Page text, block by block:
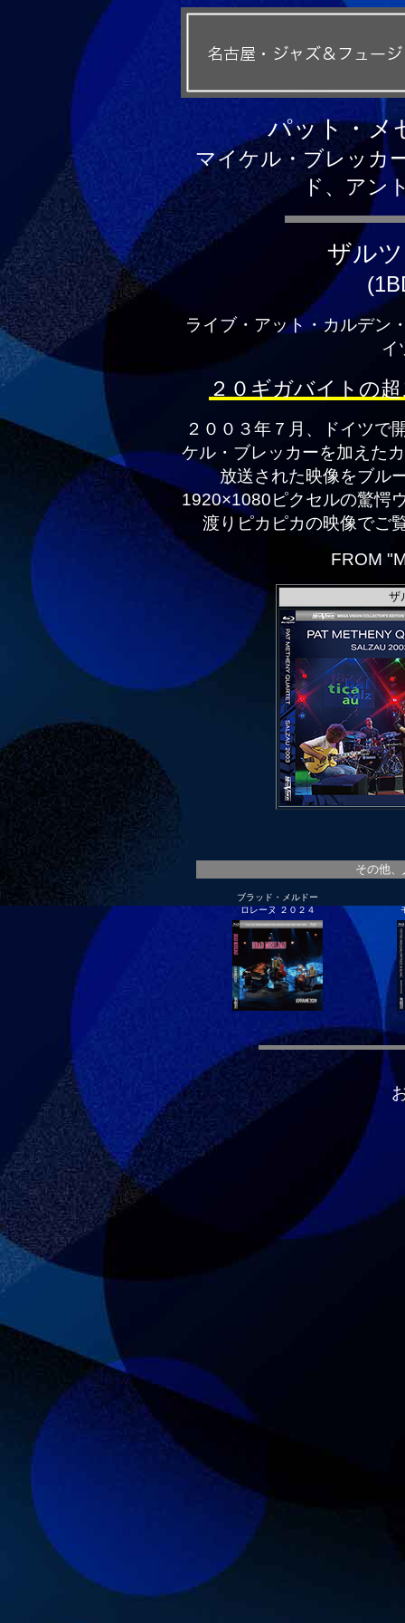
パット・メ
マイケル・ブレッカ
ド、アン
ザル
ライブ・アット・カルデン
イ
２０ギガバイトの
２００３年７月、ドイツで
ケル・ブレッカーを加えた
放送された映像をブル
1920×1080ピクセルの驚愕
渡りピカピカの映像でご
FROM
ザ
その他
ブラッド・メルドー
ロレーヌ ２０２４